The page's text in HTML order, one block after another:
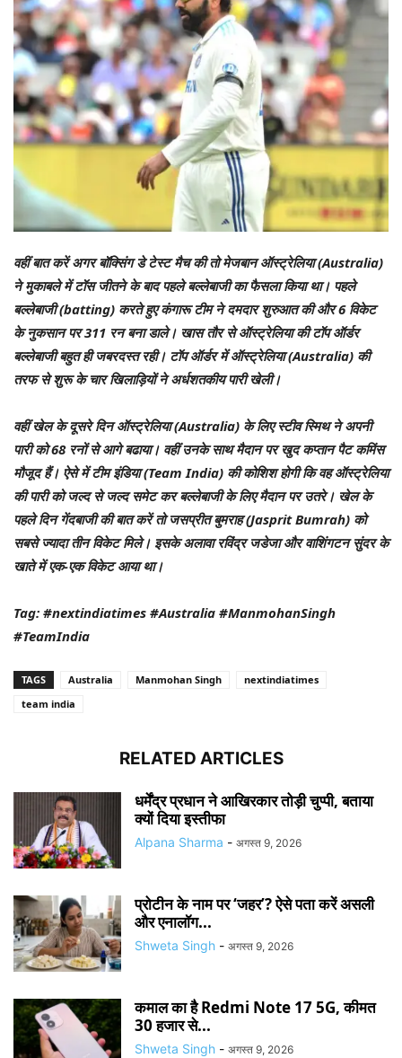
वहीं बात करें अगर बॉक्सिंग डे टेस्ट मैच की तो मेजबान ऑस्ट्रेलिया (Australia)
ने मुकाबले में टॉस जीतने के बाद पहले बल्लेबाजी का फैसला किया था। पहले
बल्लेबाजी (batting) करते हुए कंगारू टीम ने दमदार शुरुआत की और 6 विकेट
के नुकसान पर 311 रन बना डाले। खास तौर से ऑस्ट्रेलिया की टॉप ऑर्डर
बल्लेबाजी बहुत ही जबरदस्त रही। टॉप ऑर्डर में ऑस्ट्रेलिया (Australia) की
तरफ से शुरू के चार खिलाड़ियों ने अर्धशतकीय पारी खेली।
वहीं खेल के दूसरे दिन ऑस्ट्रेलिया (Australia) के लिए स्टीव स्मिथ ने अपनी
पारी को 68 रनों से आगे बढाया। वहीं उनके साथ मैदान पर खुद कप्तान पैट कमिंस
मौजूद हैं। ऐसे में टीम इंडिया (Team India) की कोशिश होगी कि वह ऑस्ट्रेलिया
की पारी को जल्द से जल्द समेट कर बल्लेबाजी के लिए मैदान पर उतरे। खेल के
पहले दिन गेंदबाजी की बात करें तो जसप्रीत बुमराह (Jasprit Bumrah) को
सबसे ज्यादा तीन विकेट मिले। इसके अलावा रविंद्र जडेजा और वाशिंगटन सुंदर के
खाते में एक-एक विकेट आया था।
Tag: #nextindiatimes #Australia #ManmohanSingh
#TeamIndia
TAGS Australia Manmohan Singh
nextindiatimes
team india
RELATED ARTICLES
धर्मेंद्र प्रधान ने आखिरकार तोड़ी चुप्पी, बताया
क्यों दिया इस्तीफा
Alpana Sharma - अगस्त 9, 2026
प्रोटीन के नाम पर ‘जहर’? ऐसे पता करें असली
और एनालॉग...
Shweta Singh - अगस्त 9, 2026
कमाल का है Redmi Note 17 5G, कीमत
30 हजार से...
Shweta Singh - अगस्त 9, 2026